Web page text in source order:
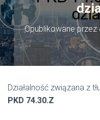
Opublikowane przez
Działalność związana z
PKD 74.30.Z